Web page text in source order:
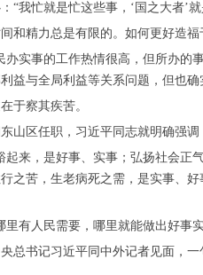
忙就是忙这些事，‘国之大者’就
精力总是有限的。如何更好造福
事的工作热情很高，但所办的
益与全局利益等关系问题，但也
察其疾苦。
区任职，习近平同志就明确强调
，是好事、实事；弘扬社会正
之苦，生老病死之需，是实事、
有人民需要，哪里就能做出好事
书记习近平同中外记者见面，一